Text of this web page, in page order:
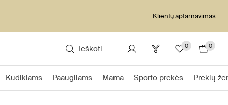
Klientų aptarnavimas
Ieškoti 0 0
Kūdikiams Paaugliams Mama Sporto prekės Prekių